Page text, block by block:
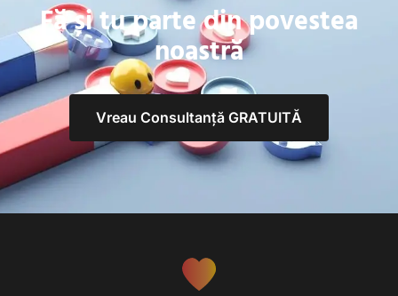
Fă și tu parte din povestea
noastră
Vreau Consultanță GRATUITĂ